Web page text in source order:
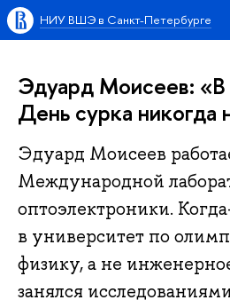
НИУ ВШЭ в Санкт-Петербурге
Эдуард Моисеев: «В
День сурка никогда
Эдуард Моисеев
Международной
оптоэлектроники.
в университет по
физику, а не
занялся